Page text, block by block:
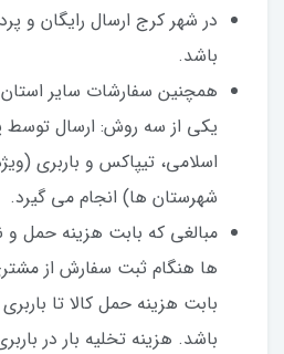
در شهر کرج ارسال رایگان و
باشد.
همچنین سفارشات سایر
یکی از سه روش: ارسال
اسلامی، تیپاکس و باربری
شهرستان ها) انجام می گیرد.
مبالغی که بابت هزینه حمل و
ها هنگام ثبت سفارش از
بابت هزینه حمل کالا تا
باشد. هزینه تخلیه بار در